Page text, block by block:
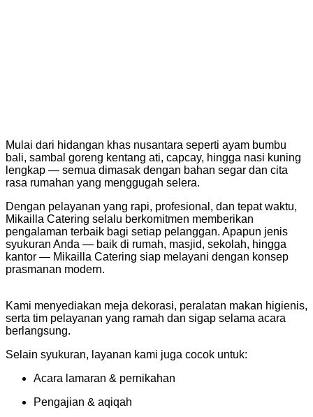
Mulai dari hidangan khas nusantara seperti ayam bumbu
bali, sambal goreng kentang ati, capcay, hingga nasi kuning
lengkap — semua dimasak dengan bahan segar dan cita
rasa rumahan yang menggugah selera.
Dengan pelayanan yang rapi, profesional, dan tepat waktu,
Mikailla Catering selalu berkomitmen memberikan
pengalaman terbaik bagi setiap pelanggan. Apapun jenis
syukuran Anda — baik di rumah, masjid, sekolah, hingga
kantor — Mikailla Catering siap melayani dengan konsep
prasmanan modern.
Kami menyediakan meja dekorasi, peralatan makan higienis,
serta tim pelayanan yang ramah dan sigap selama acara
berlangsung.
Selain syukuran, layanan kami juga cocok untuk:
Acara lamaran & pernikahan
Pengajian & aqiqah